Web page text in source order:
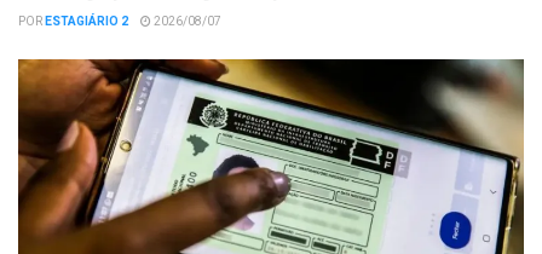
PORESTAGIÁRIO 2 2026/08/07